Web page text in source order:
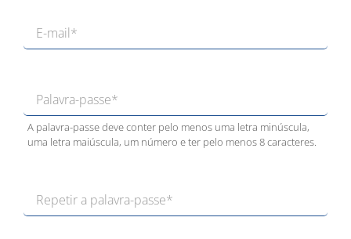
A palavra-passe deve conter pelo menos uma letra minúscula,
uma letra maiúscula, um número e ter pelo menos 8 caracteres.